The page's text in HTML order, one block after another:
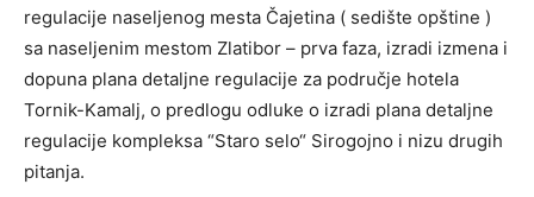
regulacije naseljenog mesta Čajetina ( sedište opštine )
sa naseljenim mestom Zlatibor – prva faza, izradi izmena i
dopuna plana detaljne regulacije za područje hotela
Tornik-Kamalj, o predlogu odluke o izradi plana detaljne
regulacije kompleksa “Staro selo“ Sirogojno i nizu drugih
pitanja.